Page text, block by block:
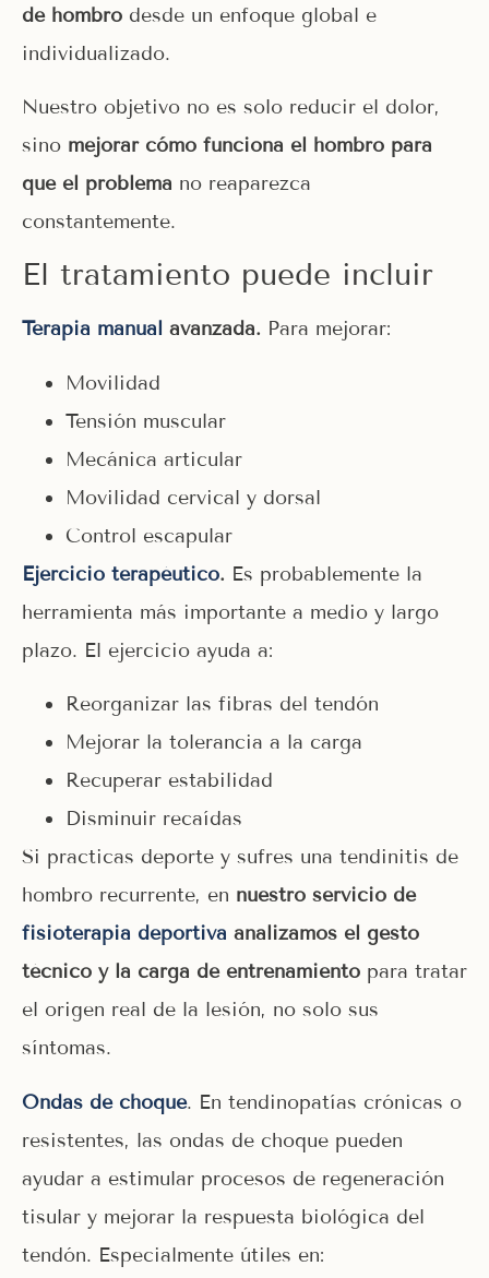
de hombro desde un enfoque global e
individualizado.
Nuestro objetivo no es solo reducir el dolor,
sino mejorar cómo funciona el hombro para
que el problema no reaparezca
constantemente.
El tratamiento puede incluir
Terapia manual avanzada. Para mejorar:
Movilidad
Tensión muscular
Mecánica articular
Movilidad cervical y dorsal
Control escapular
Ejercicio terapéutico. Es probablemente la
herramienta más importante a medio y largo
plazo. El ejercicio ayuda a:
Reorganizar las fibras del tendón
Mejorar la tolerancia a la carga
Recuperar estabilidad
Disminuir recaídas
Si practicas deporte y sufres una tendinitis de
hombro recurrente, en nuestro servicio de
fisioterapia deportiva analizamos el gesto
técnico y la carga de entrenamiento para tratar
el origen real de la lesión, no solo sus
síntomas.
Ondas de choque. En tendinopatías crónicas o
resistentes, las ondas de choque pueden
ayudar a estimular procesos de regeneración
tisular y mejorar la respuesta biológica del
tendón. Especialmente útiles en: